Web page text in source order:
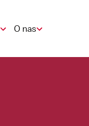
O nas